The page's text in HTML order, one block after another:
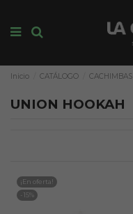
Inicio CATÁLOGO CACHIMBAS
UNION HOOKAH
¡En oferta!
-15%